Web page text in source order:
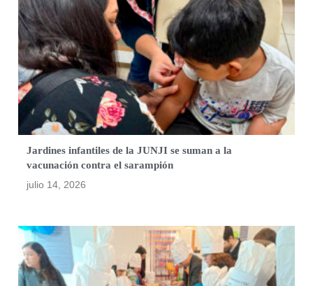
Jardines infantiles de la JUNJI se suman a la
vacunación contra el sarampión
julio 14, 2026